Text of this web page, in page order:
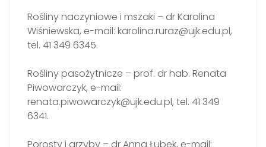
Rośliny naczyniowe i mszaki – dr Karolina
Wiśniewska, e-mail: karolina.ruraz@ujk.edu.pl,
tel. 41 349 6345.
Rośliny pasożytnicze – prof. dr hab. Renata
Piwowarczyk, e-mail:
renata.piwowarczyk@ujk.edu.pl, tel. 41 349
6341.
Porosty i grzyby – dr Anna Łubek, e-mail: